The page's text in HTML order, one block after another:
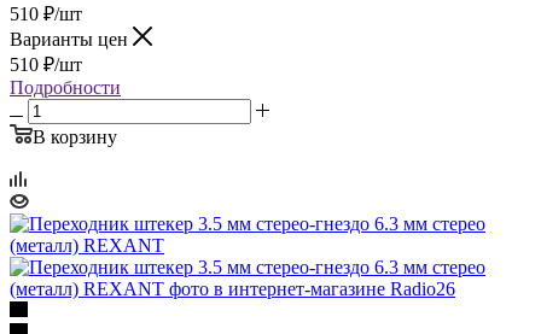
510 ₽/шт
Варианты цен
510 ₽/шт
Подробности
В корзину